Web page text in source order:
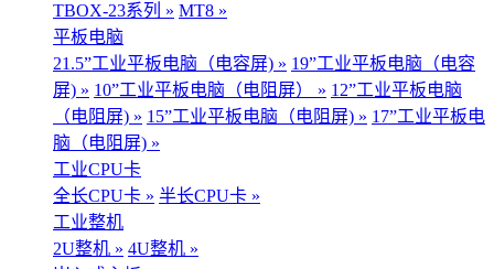
TBOX-23系列 » MT8 »
平板电脑
21.5”工业平板电脑（电容屏) » 19”工业平板电脑（电容
屏) » 10”工业平板电脑（电阻屏） » 12”工业平板电脑
（电阻屏) » 15”工业平板电脑（电阻屏) » 17”工业平板电
脑（电阻屏) »
工业CPU卡
全长CPU卡 » 半长CPU卡 »
工业整机
2U整机 » 4U整机 »